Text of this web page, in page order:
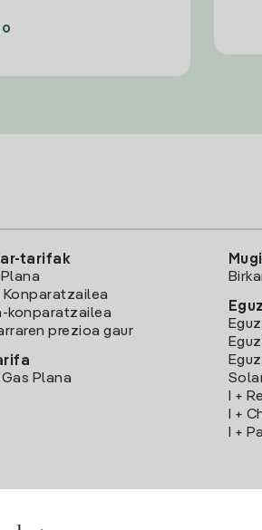
tarifak
Konparatzailea
konparatzailea
prezioa gaur
Plana
I +
I +
I +